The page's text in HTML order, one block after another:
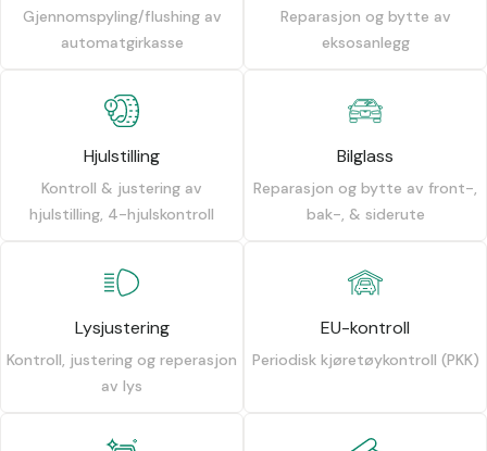
Gjennomspyling/flushing av
automatgirkasse
Reparasjon og bytte av
eksosanlegg
Hjulstilling
Kontroll & justering av
hjulstilling, 4-hjulskontroll
Bilglass
Reparasjon og bytte av front-,
bak-, & siderute
Lysjustering
Kontroll, justering og reperasjon
av lys
EU-kontroll
Periodisk kjøretøykontroll (PKK)